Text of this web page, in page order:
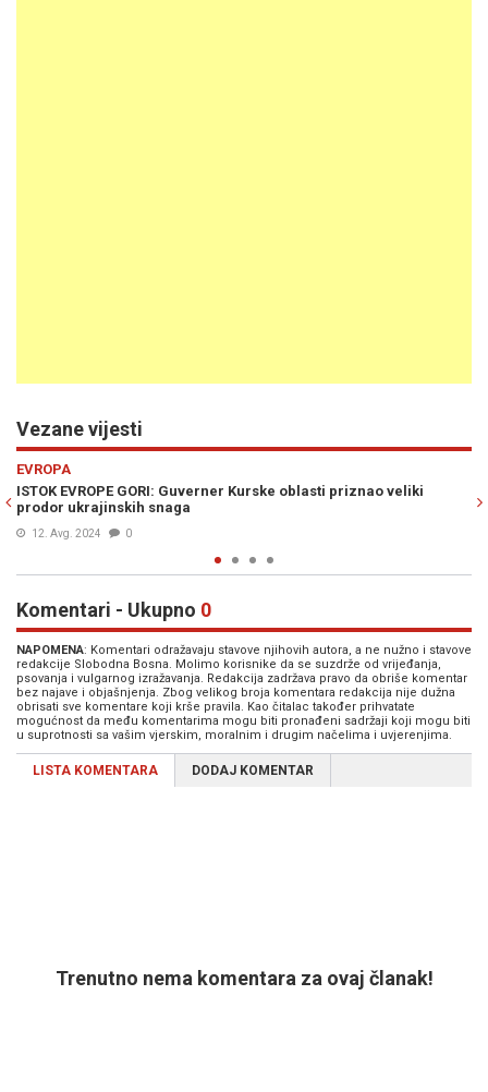
Vezane vijesti
Kurske oblasti priznao veliki
HAOS U RUSIJI: Ukrajinci
Komentari - Ukupno 0
NAPOMENA: Komentari odražavaju stavove njihovih autora, a ne nužno i stavove
redakcije Slobodna Bosna. Molimo korisnike da se suzdrže od vrijeđanja,
psovanja i vulgarnog izražavanja. Redakcija zadržava pravo da obriše komentar
bez najave i objašnjenja. Zbog velikog broja komentara redakcija nije dužna
obrisati sve komentare koji krše pravila. Kao čitalac također prihvatate
mogućnost da među komentarima mogu biti pronađeni sadržaji koji mogu biti
u suprotnosti sa vašim vjerskim, moralnim i drugim načelima i uvjerenjima.
LISTA KOMENTARA DODAJ KOMENTAR
Trenutno nema komentara za ovaj članak!